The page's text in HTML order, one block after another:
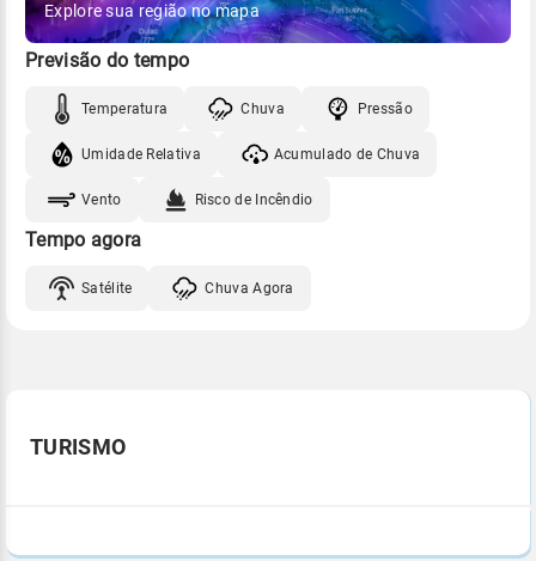
Explore sua região no mapa
Previsão do tempo
Temperatura Chuva Pressão
Umidade Relativa Acumulado de Chuva
Vento Risco de Incêndio
Tempo agora
Satélite Chuva Agora
TURISMO